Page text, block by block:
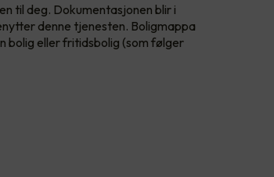
til deg. Dokumentasjonen blir i
denne tjenesten. Boligmappa
bolig eller fritidsbolig (som følger